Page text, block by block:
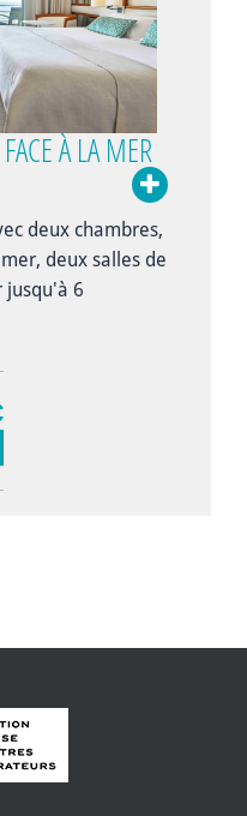
À LA MER
deux chambres,
deux salles de
jusqu'à 6